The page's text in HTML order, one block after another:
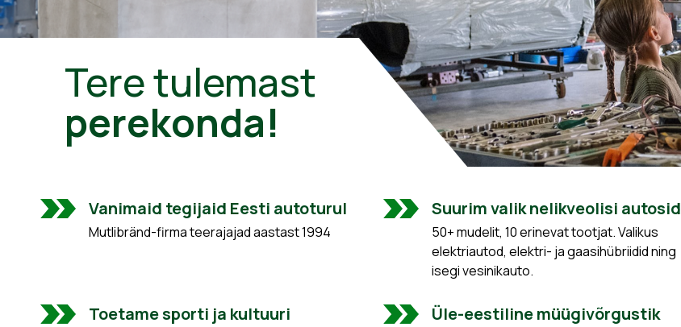
Tere tulemast
perekonda!
Vanimaid tegijaid Eesti autoturul
Mutlibränd-firma teerajajad aastast 1994
Suurim valik nelikveolisi autosid
50+ mudelit, 10 erinevat tootjat. Valikus
elektriautod, elektri- ja gaasihübriidid ning
isegi vesinikauto.
Toetame sporti ja kultuuri Üle-eestiline müügivõrgustik